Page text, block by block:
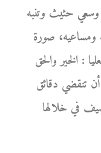
حثيث وتنبه
ومساعيه، صورة
: الخير والحق
تنقضي دقائق
في خلالها